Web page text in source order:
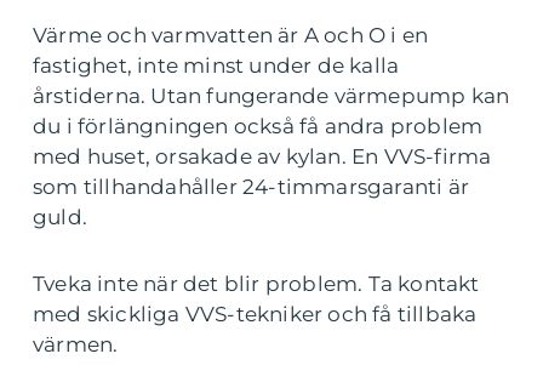
Värme och varmvatten är A och O i en
fastighet, inte minst under de kalla
årstiderna. Utan fungerande värmepump kan
du i förlängningen också få andra problem
med huset, orsakade av kylan. En VVS-firma
som tillhandahåller 24-timmarsgaranti är
guld.
Tveka inte när det blir problem. Ta kontakt
med skickliga VVS-tekniker och få tillbaka
värmen.